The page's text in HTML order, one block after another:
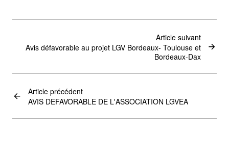
Article précédent
AVIS DEFAVORABLE DE L'ASSOCIATION LGVEA
Article suivant
Avis défavorable au projet LGV Bordeaux- Toulouse et
Bordeaux-Dax